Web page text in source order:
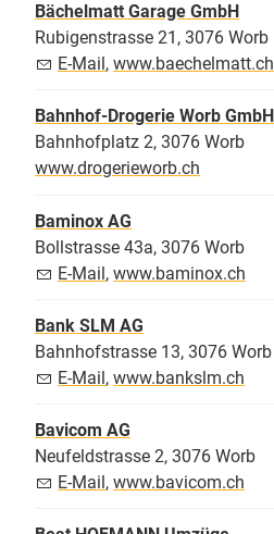
Bächelmatt Garage GmbH
Rubigenstrasse 21, 3076 Worb
E-Mail, www.baechelmatt.ch
Bahnhof-Drogerie Worb GmbH
Bahnhofplatz 2, 3076 Worb
www.drogerieworb.ch
Baminox AG
Bollstrasse 43a, 3076 Worb
E-Mail, www.baminox.ch
Bank SLM AG
Bahnhofstrasse 13, 3076 Worb
E-Mail, www.bankslm.ch
Bavicom AG
Neufeldstrasse 2, 3076 Worb
E-Mail, www.bavicom.ch